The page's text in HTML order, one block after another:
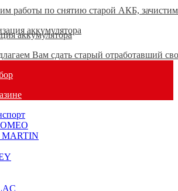
работы по снятию старой АКБ, зачистим
аккумулятора
Вам сдать старый отработавший